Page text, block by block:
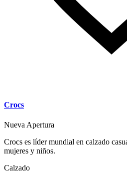
Crocs
Nueva Apertura
Crocs es líder mundial en calzado
mujeres y niños.
Calzado